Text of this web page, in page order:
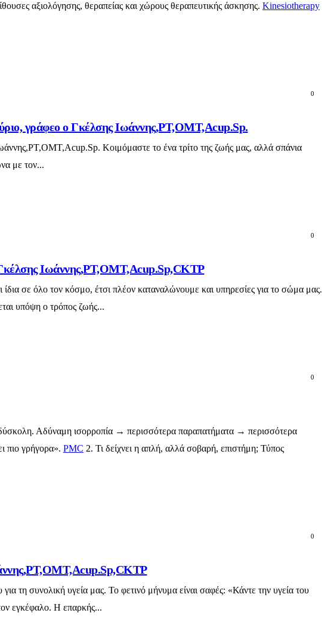
αξιολόγησης, θεραπείας και χώρους θεραπευτικής άσκησης. Kinesiotherapy
0
γράφεο ο Γκέλσης Ιωάννης,PT,OMT,Acup.Sp.
Κοιμόμαστε το ένα τρίτο της ζωής μας, αλλά σπάνια
με τον...
0
Ιωάννης,PT,OMT,Acup.Sp,CKTP
σε όλο τον κόσμο, έτσι πλέον καταναλώνουμε και υπηρεσίες για το σώμα μας.
υπόψη ο τρόπος ζωής...
0
δύσκολη. Αδύναμη ισορροπία → περισσότερα παραπατήματα → περισσότερα
πιο γρήγορα». PMC 2. Τι δείχνει η απλή, αλλά σοβαρή, επιστήμη; Τύπος
0
τη συνολική υγεία μας. Το φετινό μήνυμα είναι σαφές: «Κάντε την υγεία του
εγκέφαλο. Η επαρκής...